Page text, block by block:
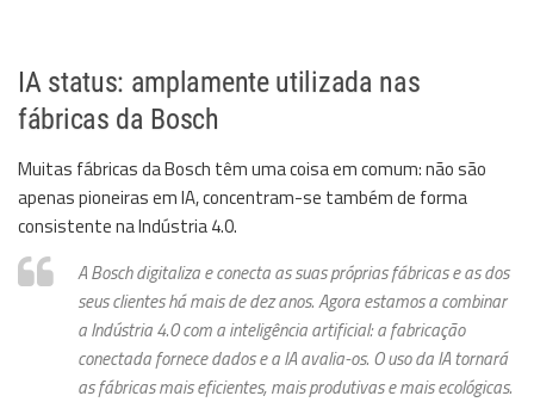
IA status: amplamente utilizada nas
fábricas da Bosch
Muitas fábricas da Bosch têm uma coisa em comum: não são
apenas pioneiras em IA, concentram-se também de forma
consistente na Indústria 4.0.
A Bosch digitaliza e conecta as suas próprias fábricas e as dos
seus clientes há mais de dez anos. Agora estamos a combinar
a Indústria 4.0 com a inteligência artificial: a fabricação
conectada fornece dados e a IA avalia-os. O uso da IA tornará
as fábricas mais eficientes, mais produtivas e mais ecológicas.